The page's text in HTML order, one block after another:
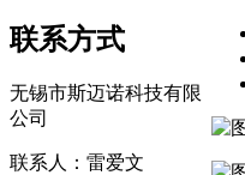
联系方式
无锡市斯迈诺科技有限
公司
联系人：雷爱文